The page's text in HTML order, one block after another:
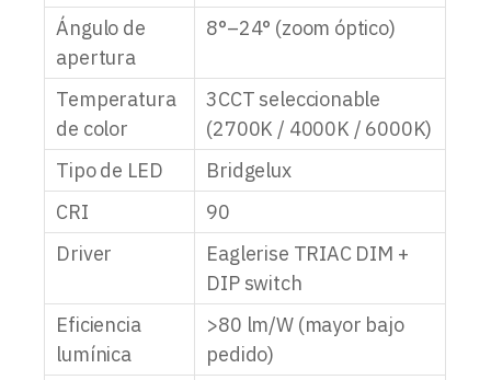
Ángulo de
apertura
8°–24° (zoom óptico)
Temperatura
de color
3CCT seleccionable
(2700K / 4000K / 6000K)
Tipo de LED
Bridgelux
CRI
90
Driver
Eaglerise TRIAC DIM +
DIP switch
Eficiencia
lumínica
>80 lm/W (mayor bajo
pedido)